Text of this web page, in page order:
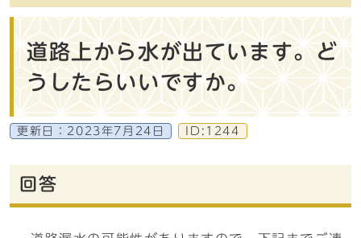
道路上から水が出ています。ど
うしたらいいですか。
更新日： 2023年7月24日 ID:1244
回答